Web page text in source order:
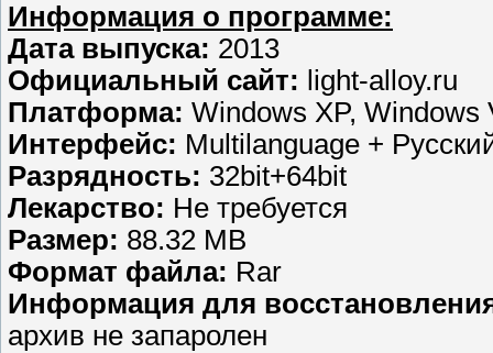
Информация о программе:
Дата выпуска: 2013
Официальный сайт: light-alloy.ru
Платформа: Windows XP, Windows
Интерфейс: Multilanguage +
Разрядность: 32bit+64bit
Лекарство: Не требуется
Размер: 88.32 MB
Формат файла: Rar
Информация для
архив не запаролен